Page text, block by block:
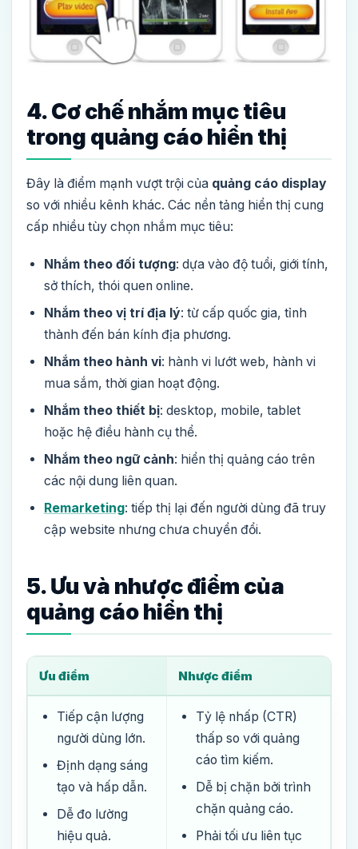
4. Cơ chế nhắm mục tiêu
trong quảng cáo hiển thị
Đây là điểm mạnh vượt trội của quảng cáo display
so với nhiều kênh khác. Các nền tảng hiển thị cung
cấp nhiều tùy chọn nhắm mục tiêu:
Nhắm theo đối tượng: dựa vào độ tuổi, giới tính,
sở thích, thói quen online.
Nhắm theo vị trí địa lý: từ cấp quốc gia, tỉnh
thành đến bán kính địa phương.
Nhắm theo hành vi: hành vi lướt web, hành vi
mua sắm, thời gian hoạt động.
Nhắm theo thiết bị: desktop, mobile, tablet
hoặc hệ điều hành cụ thể.
Nhắm theo ngữ cảnh: hiển thị quảng cáo trên
các nội dung liên quan.
Remarketing: tiếp thị lại đến người dùng đã truy
cập website nhưng chưa chuyển đổi.
5. Ưu và nhược điểm của
quảng cáo hiển thị
Ưu điểm Nhược điểm
Tiếp cận lượng
người dùng lớn.
Định dạng sáng
tạo và hấp dẫn.
Dễ đo lường
hiệu quả.
Tỷ lệ nhấp (CTR)
thấp so với quảng
cáo tìm kiếm.
Dễ bị chặn bởi trình
chặn quảng cáo.
Phải tối ưu liên tục